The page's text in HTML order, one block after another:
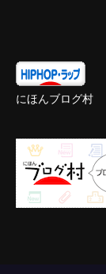
にほんブログ村